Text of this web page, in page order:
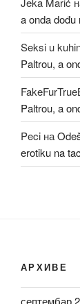
a onda
Seksi u
Paltrou, a
Paltrou, a
Peci на
erotiku na
АРХИВЕ
септембар